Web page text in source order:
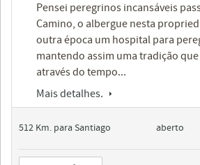
Pensei peregrinos incansáveis
Camino, o albergue nesta
outra época um hospital para
mantendo assim uma tradição
através do tempo...
Mais detalhes.
512 Km. para Santiago aberto